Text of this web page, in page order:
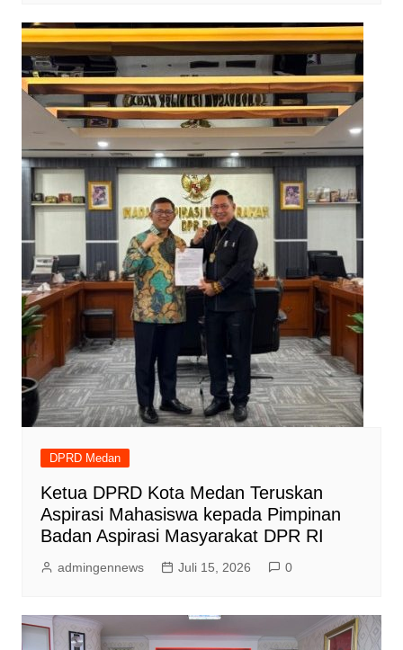
DPRD Medan
Ketua DPRD Kota Medan Teruskan
Aspirasi Mahasiswa kepada Pimpinan
Badan Aspirasi Masyarakat DPR RI
admingennews Juli 15, 2026 0